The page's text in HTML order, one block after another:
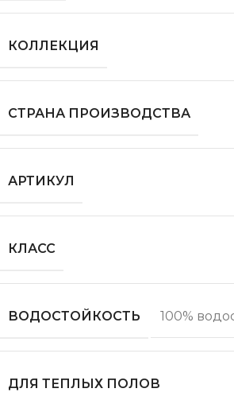
КОЛЛЕКЦИЯ
СТРАНА ПРОИЗВОДСТВА
АРТИКУЛ
КЛАСС
ВОДОСТОЙКОСТЬ 100%
ДЛЯ ТЕПЛЫХ ПОЛОВ